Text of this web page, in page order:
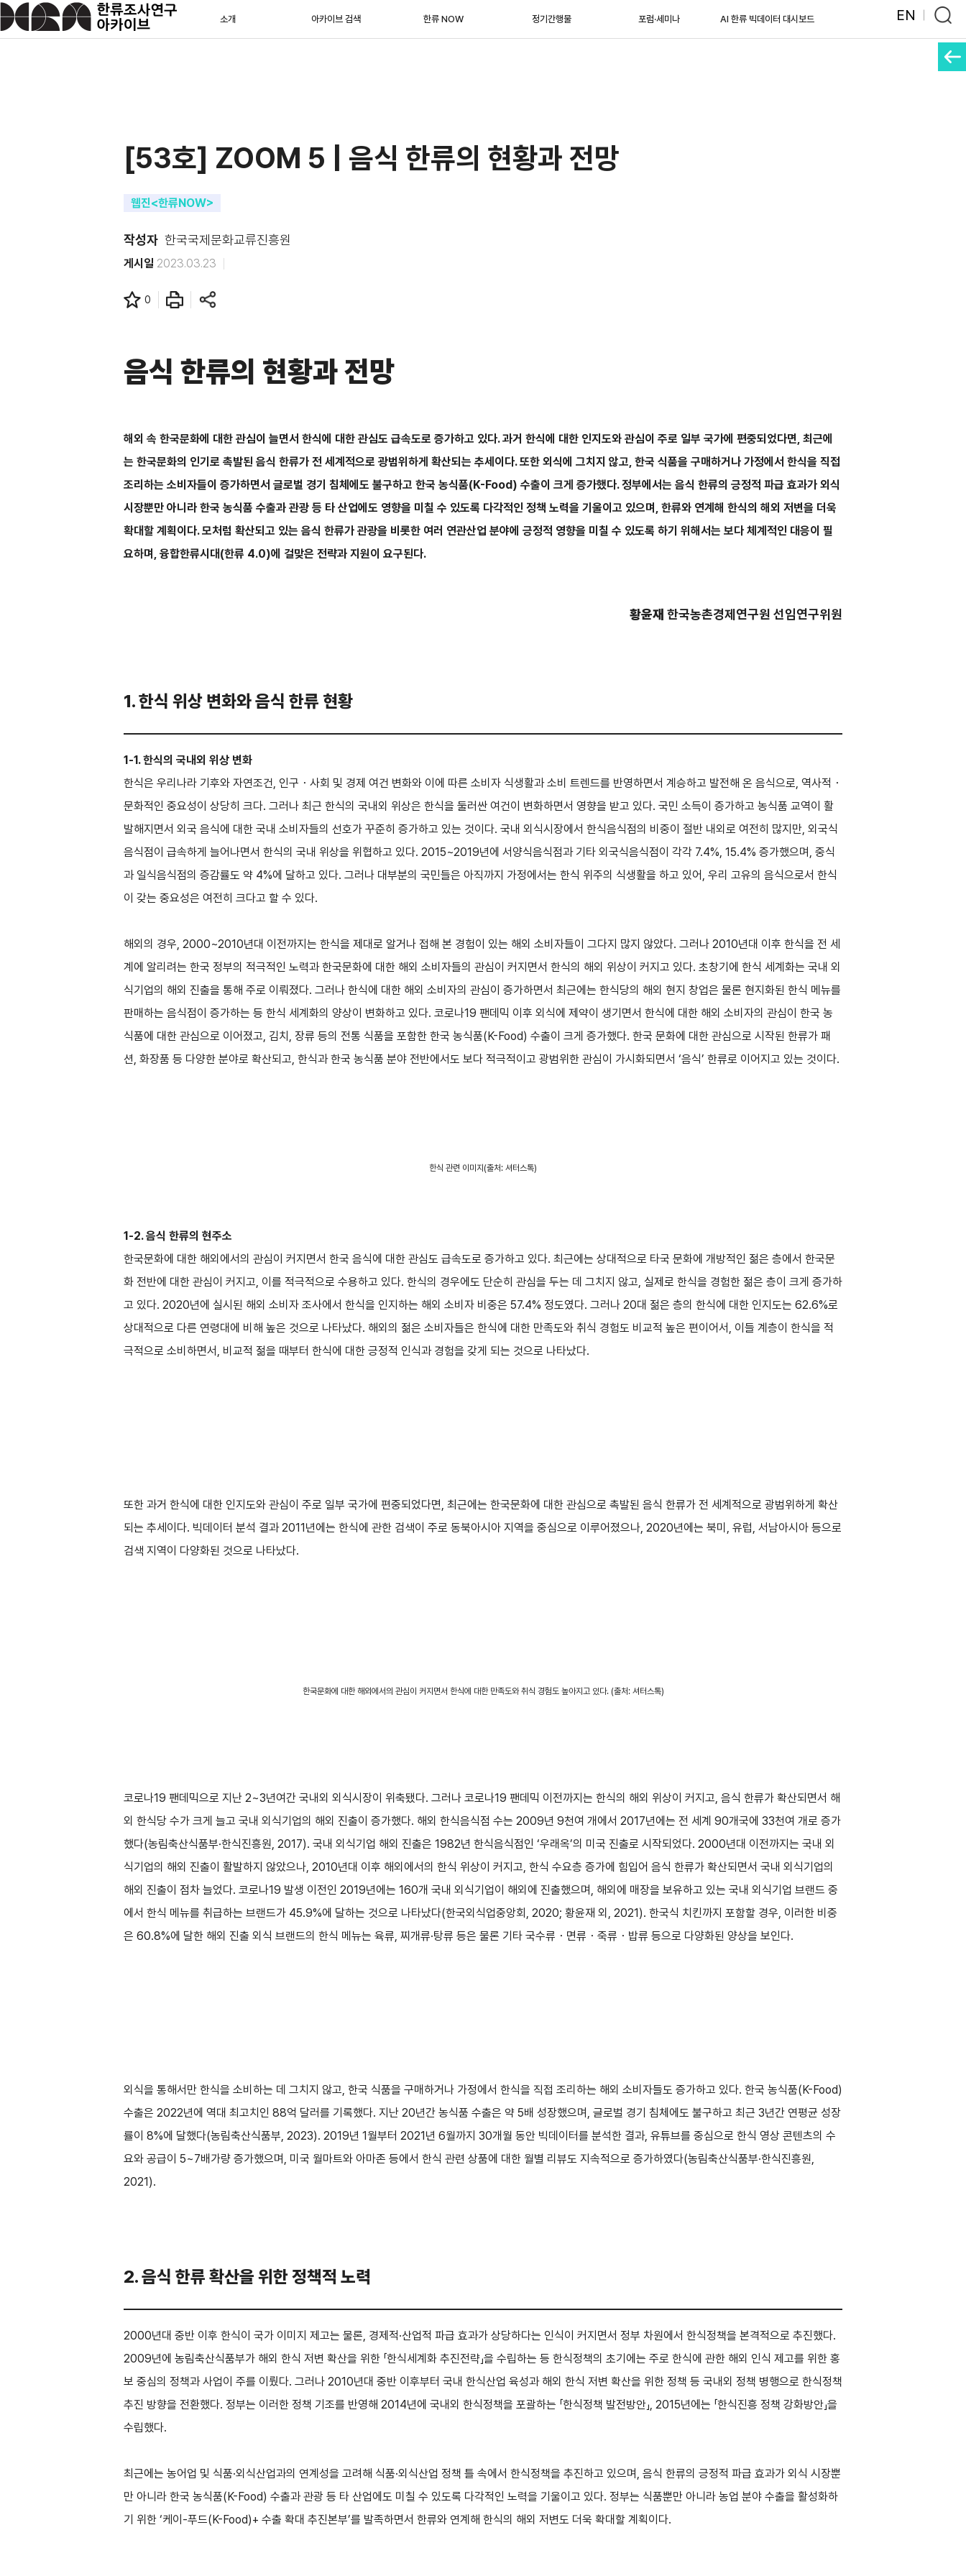
소개 아카이브 검색 한류 NOW 정기간행물 포럼·세미나 AI 한류 빅데이터 대시보드 EN
[53호] ZOOM 5 | 음식 한류의 현황과 전망
웹진<한류NOW>
작성자 한국국제문화교류진흥원
게시일 2023.03.23
0
음식 한류의 현황과 전망
해외 속 한국문화에 대한 관심이 늘면서 한식에 대한 관심도 급속도로 증가하고 있다. 과거 한식에 대한 인지도와 관심이 주로 일부 국가에 편중되었다면, 최근에
는 한국문화의 인기로 촉발된 음식 한류가 전 세계적으로 광범위하게 확산되는 추세이다. 또한 외식에 그치지 않고, 한국 식품을 구매하거나 가정에서 한식을 직접
조리하는 소비자들이 증가하면서 글로벌 경기 침체에도 불구하고 한국 농식품(K-Food) 수출이 크게 증가했다. 정부에서는 음식 한류의 긍정적 파급 효과가 외식
시장뿐만 아니라 한국 농식품 수출과 관광 등 타 산업에도 영향을 미칠 수 있도록 다각적인 정책 노력을 기울이고 있으며, 한류와 연계해 한식의 해외 저변을 더욱
확대할 계획이다. 모처럼 확산되고 있는 음식 한류가 관광을 비롯한 여러 연관산업 분야에 긍정적 영향을 미칠 수 있도록 하기 위해서는 보다 체계적인 대응이 필
요하며, 융합한류시대(한류 4.0)에 걸맞은 전략과 지원이 요구된다.
황윤재 한국농촌경제연구원 선임연구위원
1. 한식 위상 변화와 음식 한류 현황
1-1. 한식의 국내외 위상 변화
한식은 우리나라 기후와 자연조건, 인구・사회 및 경제 여건 변화와 이에 따른 소비자 식생활과 소비 트렌드를 반영하면서 계승하고 발전해 온 음식으로, 역사적・
문화적인 중요성이 상당히 크다. 그러나 최근 한식의 국내외 위상은 한식을 둘러싼 여건이 변화하면서 영향을 받고 있다. 국민 소득이 증가하고 농식품 교역이 활
발해지면서 외국 음식에 대한 국내 소비자들의 선호가 꾸준히 증가하고 있는 것이다. 국내 외식시장에서 한식음식점의 비중이 절반 내외로 여전히 많지만, 외국식
음식점이 급속하게 늘어나면서 한식의 국내 위상을 위협하고 있다. 2015~2019년에 서양식음식점과 기타 외국식음식점이 각각 7.4%, 15.4% 증가했으며, 중식
과 일식음식점의 증감률도 약 4%에 달하고 있다. 그러나 대부분의 국민들은 아직까지 가정에서는 한식 위주의 식생활을 하고 있어, 우리 고유의 음식으로서 한식
이 갖는 중요성은 여전히 크다고 할 수 있다.
해외의 경우, 2000~2010년대 이전까지는 한식을 제대로 알거나 접해 본 경험이 있는 해외 소비자들이 그다지 많지 않았다. 그러나 2010년대 이후 한식을 전 세
계에 알리려는 한국 정부의 적극적인 노력과 한국문화에 대한 해외 소비자들의 관심이 커지면서 한식의 해외 위상이 커지고 있다. 초창기에 한식 세계화는 국내 외
식기업의 해외 진출을 통해 주로 이뤄졌다. 그러나 한식에 대한 해외 소비자의 관심이 증가하면서 최근에는 한식당의 해외 현지 창업은 물론 현지화된 한식 메뉴를
판매하는 음식점이 증가하는 등 한식 세계화의 양상이 변화하고 있다. 코로나19 팬데믹 이후 외식에 제약이 생기면서 한식에 대한 해외 소비자의 관심이 한국 농
식품에 대한 관심으로 이어졌고, 김치, 장류 등의 전통 식품을 포함한 한국 농식품(K-Food) 수출이 크게 증가했다. 한국 문화에 대한 관심으로 시작된 한류가 패
션, 화장품 등 다양한 분야로 확산되고, 한식과 한국 농식품 분야 전반에서도 보다 적극적이고 광범위한 관심이 가시화되면서 ‘음식’ 한류로 이어지고 있는 것이다.
한식 관련 이미지(출처: 셔터스톡)
1-2. 음식 한류의 현주소
한국문화에 대한 해외에서의 관심이 커지면서 한국 음식에 대한 관심도 급속도로 증가하고 있다. 최근에는 상대적으로 타국 문화에 개방적인 젊은 층에서 한국문
화 전반에 대한 관심이 커지고, 이를 적극적으로 수용하고 있다. 한식의 경우에도 단순히 관심을 두는 데 그치지 않고, 실제로 한식을 경험한 젊은 층이 크게 증가하
고 있다. 2020년에 실시된 해외 소비자 조사에서 한식을 인지하는 해외 소비자 비중은 57.4% 정도였다. 그러나 20대 젊은 층의 한식에 대한 인지도는 62.6%로
상대적으로 다른 연령대에 비해 높은 것으로 나타났다. 해외의 젊은 소비자들은 한식에 대한 만족도와 취식 경험도 비교적 높은 편이어서, 이들 계층이 한식을 적
극적으로 소비하면서, 비교적 젊을 때부터 한식에 대한 긍정적 인식과 경험을 갖게 되는 것으로 나타났다.
또한 과거 한식에 대한 인지도와 관심이 주로 일부 국가에 편중되었다면, 최근에는 한국문화에 대한 관심으로 촉발된 음식 한류가 전 세계적으로 광범위하게 확산
되는 추세이다. 빅데이터 분석 결과 2011년에는 한식에 관한 검색이 주로 동북아시아 지역을 중심으로 이루어졌으나, 2020년에는 북미, 유럽, 서남아시아 등으로
검색 지역이 다양화된 것으로 나타났다.
한국문화에 대한 해외에서의 관심이 커지면서 한식에 대한 만족도와 취식 경험도 높아지고 있다. (출처: 셔터스톡)
코로나19 팬데믹으로 지난 2~3년여간 국내외 외식시장이 위축됐다. 그러나 코로나19 팬데믹 이전까지는 한식의 해외 위상이 커지고, 음식 한류가 확산되면서 해
외 한식당 수가 크게 늘고 국내 외식기업의 해외 진출이 증가했다. 해외 한식음식점 수는 2009년 9천여 개에서 2017년에는 전 세계 90개국에 33천여 개로 증가
했다(농림축산식품부·한식진흥원, 2017). 국내 외식기업 해외 진출은 1982년 한식음식점인 ‘우래옥’의 미국 진출로 시작되었다. 2000년대 이전까지는 국내 외
식기업의 해외 진출이 활발하지 않았으나, 2010년대 이후 해외에서의 한식 위상이 커지고, 한식 수요층 증가에 힘입어 음식 한류가 확산되면서 국내 외식기업의
해외 진출이 점차 늘었다. 코로나19 발생 이전인 2019년에는 160개 국내 외식기업이 해외에 진출했으며, 해외에 매장을 보유하고 있는 국내 외식기업 브랜드 중
에서 한식 메뉴를 취급하는 브랜드가 45.9%에 달하는 것으로 나타났다(한국외식업중앙회, 2020; 황윤재 외, 2021). 한국식 치킨까지 포함할 경우, 이러한 비중
은 60.8%에 달한 해외 진출 외식 브랜드의 한식 메뉴는 육류, 찌개류·탕류 등은 물론 기타 국수류・면류・죽류・밥류 등으로 다양화된 양상을 보인다.
외식을 통해서만 한식을 소비하는 데 그치지 않고, 한국 식품을 구매하거나 가정에서 한식을 직접 조리하는 해외 소비자들도 증가하고 있다. 한국 농식품(K-Food)
수출은 2022년에 역대 최고치인 88억 달러를 기록했다. 지난 20년간 농식품 수출은 약 5배 성장했으며, 글로벌 경기 침체에도 불구하고 최근 3년간 연평균 성장
률이 8%에 달했다(농림축산식품부, 2023). 2019년 1월부터 2021년 6월까지 30개월 동안 빅데이터를 분석한 결과, 유튜브를 중심으로 한식 영상 콘텐츠의 수
요와 공급이 5~7배가량 증가했으며, 미국 월마트와 아마존 등에서 한식 관련 상품에 대한 월별 리뷰도 지속적으로 증가하였다(농림축산식품부·한식진흥원,
2021).
2. 음식 한류 확산을 위한 정책적 노력
2000년대 중반 이후 한식이 국가 이미지 제고는 물론, 경제적·산업적 파급 효과가 상당하다는 인식이 커지면서 정부 차원에서 한식정책을 본격적으로 추진했다.
2009년에 농림축산식품부가 해외 한식 저변 확산을 위한 「한식세계화 추진전략」을 수립하는 등 한식정책의 초기에는 주로 한식에 관한 해외 인식 제고를 위한 홍
보 중심의 정책과 사업이 주를 이뤘다. 그러나 2010년대 중반 이후부터 국내 한식산업 육성과 해외 한식 저변 확산을 위한 정책 등 국내외 정책 병행으로 한식정책
추진 방향을 전환했다. 정부는 이러한 정책 기조를 반영해 2014년에 국내외 한식정책을 포괄하는 「한식정책 발전방안」, 2015년에는 「한식진흥 정책 강화방안」을
수립했다.
최근에는 농어업 및 식품·외식산업과의 연계성을 고려해 식품·외식산업 정책 틀 속에서 한식정책을 추진하고 있으며, 음식 한류의 긍정적 파급 효과가 외식 시장뿐
만 아니라 한국 농식품(K-Food) 수출과 관광 등 타 산업에도 미칠 수 있도록 다각적인 노력을 기울이고 있다. 정부는 식품뿐만 아니라 농업 분야 수출을 활성화하
기 위한 ‘케이-푸드(K-Food)+ 수출 확대 추진본부’를 발족하면서 한류와 연계해 한식의 해외 저변도 더욱 확대할 계획이다.